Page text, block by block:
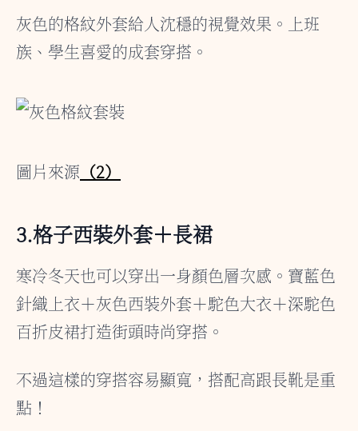
灰色的格紋外套給人沈穩的視覺效果。上班
族、學生喜愛的成套穿搭。
圖片來源 （2）
3.格子西裝外套＋長裙
寒冷冬天也可以穿出一身顏色層次感。寶藍色
針織上衣＋灰色西裝外套＋駝色大衣＋深駝色
百折皮裙打造街頭時尚穿搭。
不過這樣的穿搭容易顯寬，搭配高跟長靴是重
點！